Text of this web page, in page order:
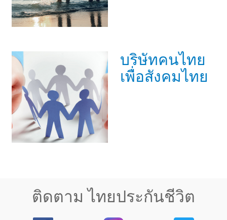
บริษัทคนไทย
เพื่อสังคมไทย
ติดตาม ไทยประกันชีวิต